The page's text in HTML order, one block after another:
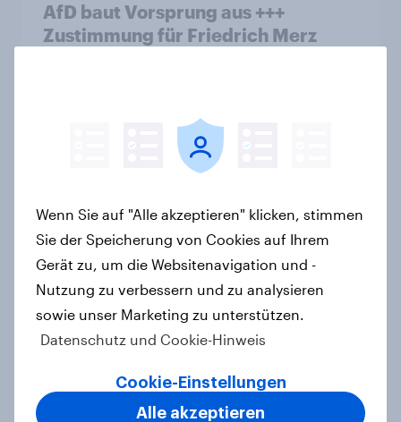
AfD baut Vorsprung aus +++
Zustimmung für Friedrich Merz
Was denkt die Schweiz über die
Änderung des Zivildienstgesetzes?
Artikel
40 Jahre Tschernobyl: Atomrisiko
wird verdrängt, kaum Vorsorge für
Spaltthema
Wenn Sie auf "Alle akzeptieren" klicken, stimmen
Sie der Speicherung von Cookies auf Ihrem
Gerät zu, um die Websitenavigation und -
Nutzung zu verbessern und zu analysieren
sowie unser Marketing zu unterstützen.
Datenschutz und Cookie-Hinweis
Cookie-Einstellungen
Alle akzeptieren